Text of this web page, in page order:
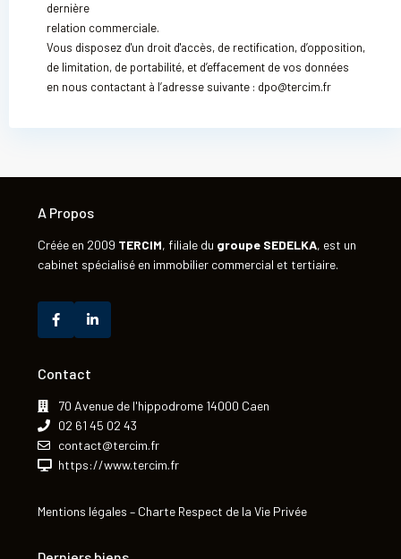
dernière
relation commerciale.
Vous disposez d'un droit d'accès, de rectification, d’opposition,
de limitation, de portabilité, et d’effacement de vos données
en nous contactant à l’adresse suivante : dpo@tercim.fr
A Propos
Créée en 2009 TERCIM, filiale du groupe SEDELKA, est un
cabinet spécialisé en immobilier commercial et tertiaire.
Contact
70 Avenue de l'hippodrome 14000 Caen
02 61 45 02 43
contact@tercim.fr
https://www.tercim.fr
Mentions légales – Charte Respect de la Vie Privée